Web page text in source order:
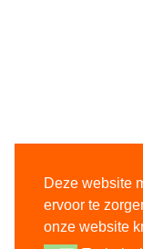
Deze website
ervoor te
onze website